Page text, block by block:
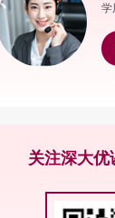
学
关注深大优